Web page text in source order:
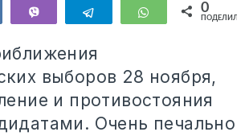
Поделиться Telegram WhatsApp
0
выборов 28 ноября,
и противостояния
Очень печально